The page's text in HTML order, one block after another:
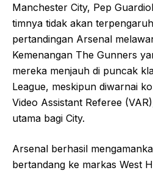
Manchester City, Pep
timnya tidak akan
pertandingan Arsenal
Kemenangan The Gunners
mereka menjauh di puncak
League, meskipun diwarnai
Video Assistant Referee
utama bagi City.
Arsenal berhasil
bertandang ke markas West